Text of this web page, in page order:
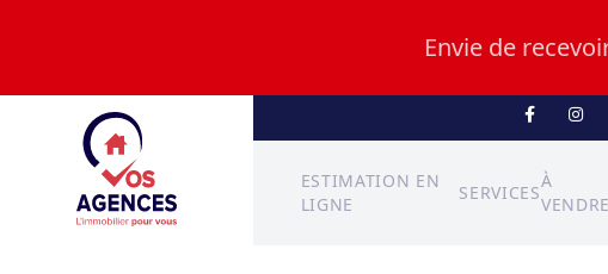
Envie de
ESTIMATION EN
LIGNE
SERVICES
À
VENDRE